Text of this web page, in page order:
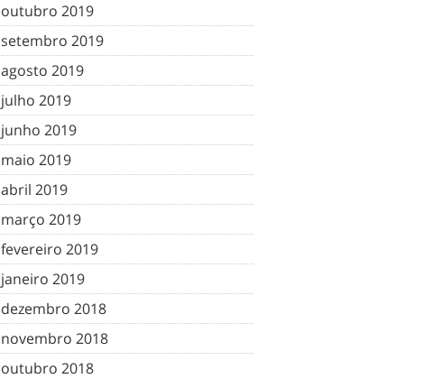
outubro 2019
setembro 2019
agosto 2019
julho 2019
junho 2019
maio 2019
abril 2019
março 2019
fevereiro 2019
janeiro 2019
dezembro 2018
novembro 2018
outubro 2018